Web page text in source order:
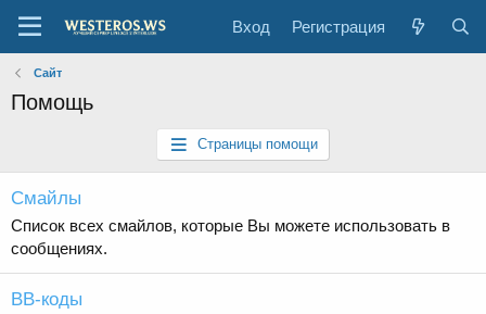
Вход Регистрация
Сайт
Помощь
Страницы помощи
Смайлы
Список всех смайлов, которые Вы можете использовать в
сообщениях.
BB-коды